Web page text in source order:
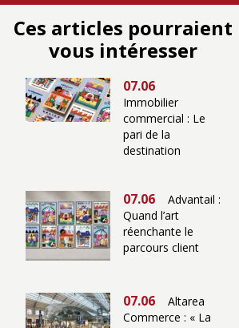
Ces articles pourraient
vous intéresser
07.06
Immobilier
commercial : Le
pari de la
destination
07.06
Advantail :
Quand l’art
réenchante le
parcours client
07.06
Altarea
Commerce : « La